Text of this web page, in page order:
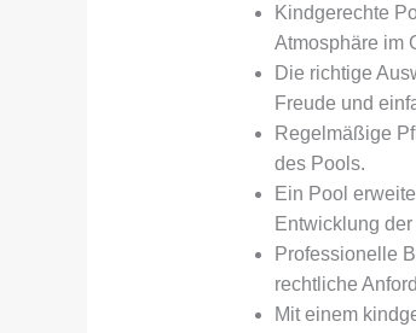
Kindgerechte
Atmosphäre im
Die richtige
Freude und
Regelmäßige
des Pools.
Ein Pool
Entwicklung der
Professionelle
rechtliche
Mit einem